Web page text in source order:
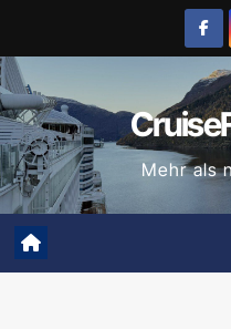
springen
Mehr als